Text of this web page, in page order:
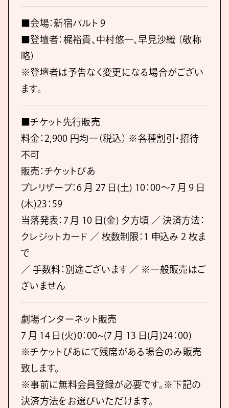
■会場：新宿バルト 9
■登壇者：梶裕貴、中村悠一、早見沙織 （敬称
略）
※登壇者は予告なく変更になる場合がござい
ます。
■チケット先行販売
料金：2,900 円均一（税込） ※各種割引・招待
不可
販売：チケットぴあ
プレリザーブ：6 月 27 日(土) 10：00～7 月 9 日
(木)23：59
当落発表：7 月 10 日(金) 夕方頃 ／ 決済方法：
クレジットカード ／ 枚数制限：1 申込み 2 枚ま
で
／ 手数料：別途ございます ／ ※一般販売はご
ざいません
劇場インターネット販売
7 月 14 日(火)0：00~(7 月 13 日(月)24：00)
※チケットぴあにて残席がある場合のみ販売
致します。
※事前に無料会員登録が必要です。※下記の
決済方法をお選びいただけます。